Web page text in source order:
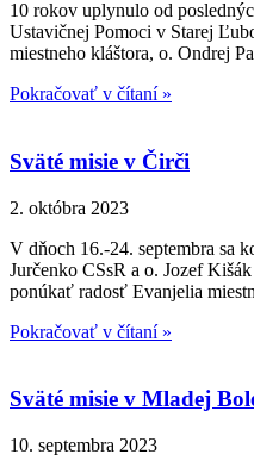
10 rokov uplynulo od
Ustavičnej Pomoci v Starej
miestneho kláštora, o. Ondrej
Pokračovať v čítaní »
Sväté misie v Čirči
2. októbra 2023
V dňoch 16.-24. septembra sa
Jurčenko CSsR a o. Jozef
ponúkať radosť Evanjelia
Pokračovať v čítaní »
Sväté misie v Mladej
10. septembra 2023